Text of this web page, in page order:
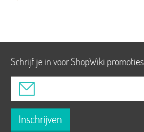
Schrijf je in voor ShopWiki promoties
Inschrijven